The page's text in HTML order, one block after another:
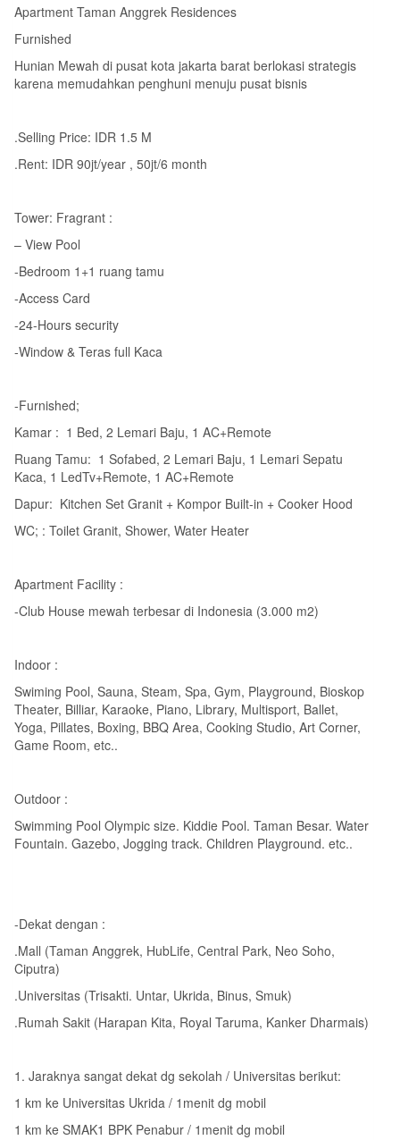
Apartment Taman Anggrek Residences
Furnished
Hunian Mewah di pusat kota jakarta barat berlokasi strategis
karena memudahkan penghuni menuju pusat bisnis
.Selling Price: IDR 1.5 M
.Rent: IDR 90jt/year , 50jt/6 month
Tower: Fragrant :
– View Pool
-Bedroom 1+1 ruang tamu
-Access Card
-24-Hours security
-Window & Teras full Kaca
-Furnished;
Kamar : 1 Bed, 2 Lemari Baju, 1 AC+Remote
Ruang Tamu: 1 Sofabed, 2 Lemari Baju, 1 Lemari Sepatu
Kaca, 1 LedTv+Remote, 1 AC+Remote
Dapur: Kitchen Set Granit + Kompor Built-in + Cooker Hood
WC; : Toilet Granit, Shower, Water Heater
Apartment Facility :
-Club House mewah terbesar di Indonesia (3.000 m2)
Indoor :
Swiming Pool, Sauna, Steam, Spa, Gym, Playground, Bioskop
Theater, Billiar, Karaoke, Piano, Library, Multisport, Ballet,
Yoga, Pillates, Boxing, BBQ Area, Cooking Studio, Art Corner,
Game Room, etc..
Outdoor :
Swimming Pool Olympic size. Kiddie Pool. Taman Besar. Water
Fountain. Gazebo, Jogging track. Children Playground. etc..
-Dekat dengan :
.Mall (Taman Anggrek, HubLife, Central Park, Neo Soho,
Ciputra)
.Universitas (Trisakti. Untar, Ukrida, Binus, Smuk)
.Rumah Sakit (Harapan Kita, Royal Taruma, Kanker Dharmais)
1. Jaraknya sangat dekat dg sekolah / Universitas berikut:
1 km ke Universitas Ukrida / 1menit dg mobil
1 km ke SMAK1 BPK Penabur / 1menit dg mobil